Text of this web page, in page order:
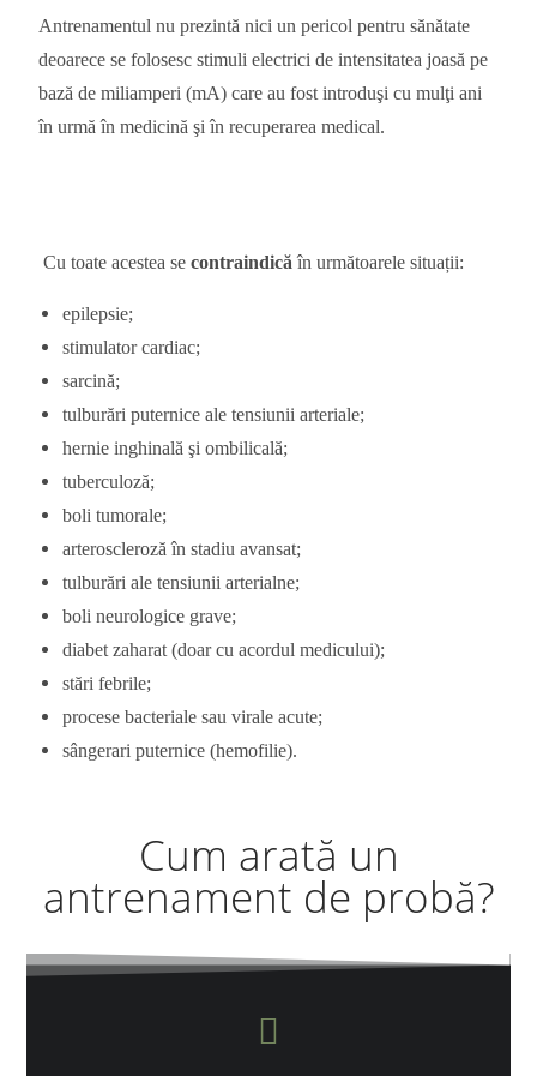
Antrenamentul nu prezintă nici un pericol pentru sănătate
deoarece se folosesc stimuli electrici de intensitatea joasă pe
bază de miliamperi (mA) care au fost introduşi cu mulţi ani
în urmă în medicină şi în recuperarea medical.
Cu toate acestea secontraindică în următoarele situații:
epilepsie;
stimulator cardiac;
sarcină;
tulburări puternice ale tensiunii arteriale;
hernie inghinală şi ombilicală;
tuberculoză;
boli tumorale;
arteroscleroză în stadiu avansat;
tulburări ale tensiunii arterialne;
boli neurologice grave;
diabet zaharat (doar cu acordul medicului);
stări febrile;
procese bacteriale sau virale acute;
sângerari puternice (hemofilie).
Cum arată un
antrenament de probă?